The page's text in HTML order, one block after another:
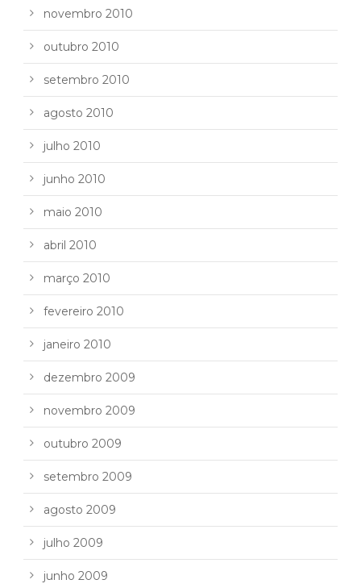
novembro 2010
outubro 2010
setembro 2010
agosto 2010
julho 2010
junho 2010
maio 2010
abril 2010
março 2010
fevereiro 2010
janeiro 2010
dezembro 2009
novembro 2009
outubro 2009
setembro 2009
agosto 2009
julho 2009
junho 2009